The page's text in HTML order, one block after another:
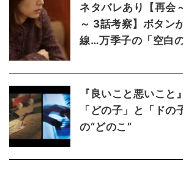
ネタバレあり【再
～ 3話考察】ボタン
線…万季子の「空白
『良いこと悪いこと
「どの子」と「ド
の“どのこ”